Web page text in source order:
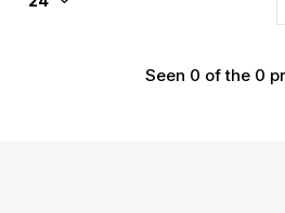
Seen 0 of the 0